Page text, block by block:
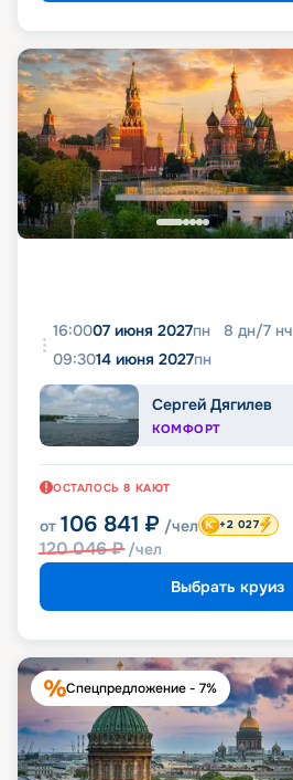
16:0007 июня 2027пн 8 дн/7 нч
09:3014 июня 2027пн
Сергей Дягилев
КОМФОРТ
ОСТАЛОСЬ 8 КАЮТ
от 106 841 ₽ /чел
120 046₽ /чел
+2 027
Выбрать круиз
Спецпредложение - 7%